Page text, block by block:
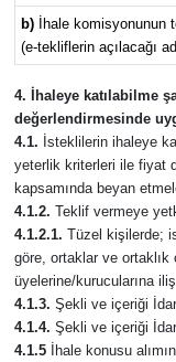
b)İhale komisyonunun
(e-tekliflerin açılacağı
4. İhaleye katılabilme
değerlendirmesinde
4.1. İsteklilerin ihaleye
yeterlik kriterleri ile fiyat
kapsamında beyan
4.1.2. Teklif vermeye
4.1.2.1. Tüzel kişilerde;
göre, ortaklar ve ortaklık
üyelerine/kurucularına
4.1.3. Şekli ve içeriği
4.1.4. Şekli ve içeriği
4.1.5İhale konusu